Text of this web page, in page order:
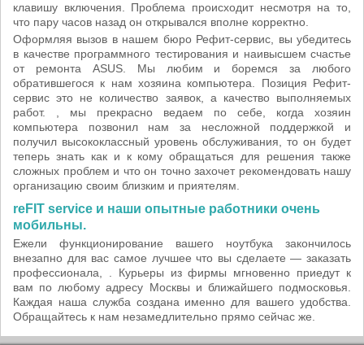
клавишу включения. Проблема происходит несмотря на то,
что пару часов назад он открывался вполне корректно.
Оформляя вызов в нашем бюро Рефит-сервис, вы убедитесь
в качестве программного тестирования и наивысшем счастье
от ремонта ASUS. Мы любим и боремся за любого
обратившегося к нам хозяина компьютера. Позиция Рефит-
сервис это не количество заявок, а качество выполняемых
работ. , мы прекрасно ведаем по себе, когда хозяин
компьютера позвонил нам за несложной поддержкой и
получил высококлассный уровень обслуживания, то он будет
теперь знать как и к кому обращаться для решения также
сложных проблем и что он точно захочет рекомендовать нашу
организацию своим близким и приятелям.
reFIT service и наши опытные работники очень
мобильны.
Ежели функционирование вашего ноутбука закончилось
внезапно для вас самое лучшее что вы сделаете — заказать
профессионала, . Курьеры из фирмы мгновенно приедут к
вам по любому адресу Москвы и ближайшего подмосковья.
Каждая наша служба создана именно для вашего удобства.
Обращайтесь к нам незамедлительно прямо сейчас же.